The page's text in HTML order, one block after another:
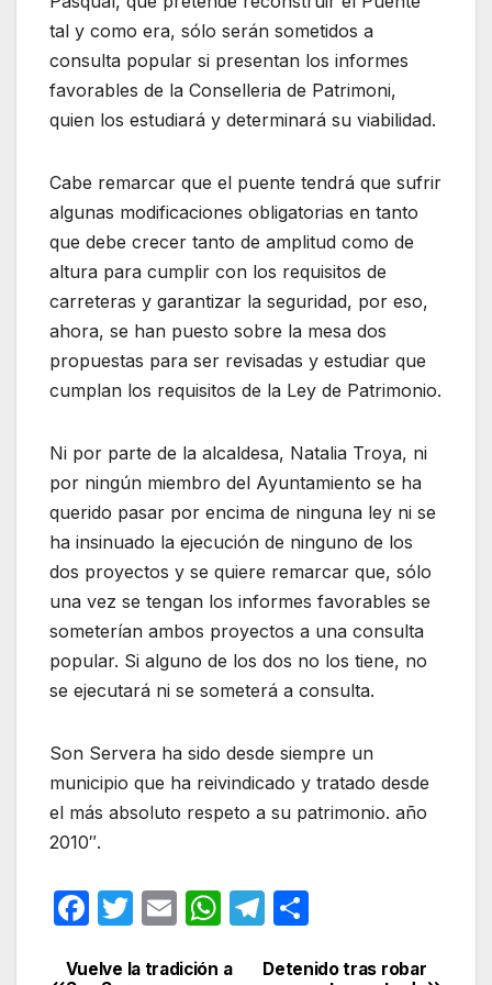
tal y como era, sólo serán sometidos a
consulta popular si presentan los informes
favorables de la Conselleria de Patrimoni,
quien los estudiará y determinará su viabilidad.
Cabe remarcar que el puente tendrá que sufrir
algunas modificaciones obligatorias en tanto
que debe crecer tanto de amplitud como de
altura para cumplir con los requisitos de
carreteras y garantizar la seguridad, por eso,
ahora, se han puesto sobre la mesa dos
propuestas para ser revisadas y estudiar que
cumplan los requisitos de la Ley de Patrimonio.
Ni por parte de la alcaldesa, Natalia Troya, ni
por ningún miembro del Ayuntamiento se ha
querido pasar por encima de ninguna ley ni se
ha insinuado la ejecución de ninguno de los
dos proyectos y se quiere remarcar que, sólo
una vez se tengan los informes favorables se
someterían ambos proyectos a una consulta
popular. Si alguno de los dos no los tiene, no
se ejecutará ni se someterá a consulta.
Son Servera ha sido desde siempre un
municipio que ha reivindicado y tratado desde
el más absoluto respeto a su patrimonio. año
2010″.
F
T
E
W T
Detenido tras robar
Vuelve la tradición a